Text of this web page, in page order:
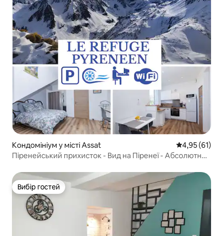
Кондомініум у місті Assat Середня
4,95 (61)
Піренейський прихисток - Вид на Піренеї - Абсолютно
Вибір гостей
Вибір гостей